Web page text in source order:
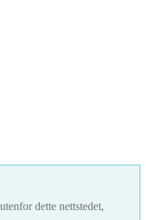
dette nettstedet,